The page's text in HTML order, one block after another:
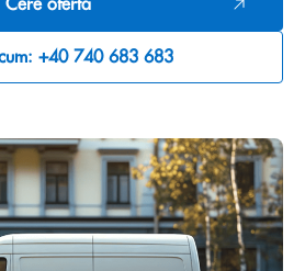
Cere ofertă
+40 740 683 683